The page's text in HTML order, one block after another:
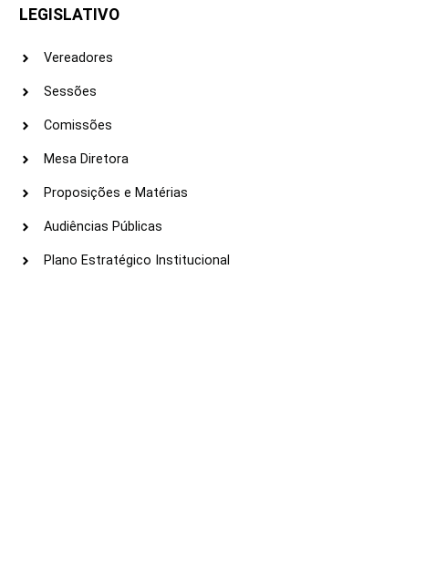
LEGISLATIVO
Vereadores
Sessões
Comissões
Mesa Diretora
Proposições e Matérias
Audiências Públicas
Plano Estratégico Institucional